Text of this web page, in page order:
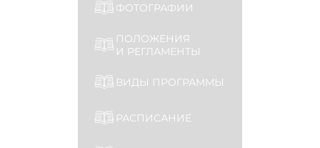
ФОТОГРАФИИ
ПОЛОЖЕНИЯ
И РЕГЛАМЕНТЫ
ВИДЫ ПРОГРАММЫ
РАСПИСАНИЕ